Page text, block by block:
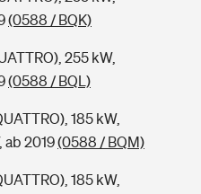
(0588 / BQK)
255 kW,
(0588 / BQL)
185 kW,
ab 2019(0588 / BQM)
185 kW,